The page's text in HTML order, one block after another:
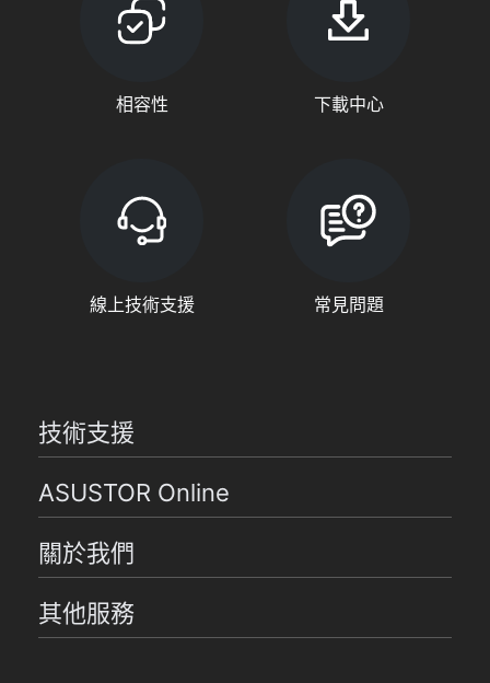
相容性 下載中心
線上技術支援 常見問題
技術支援
ASUSTOR Online
關於我們
其他服務